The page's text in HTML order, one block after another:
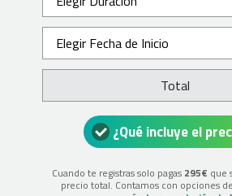
Total
¿Qué incluye el
Cuando te registras solo pagas 295€ que
precio total. Contamos con opciones